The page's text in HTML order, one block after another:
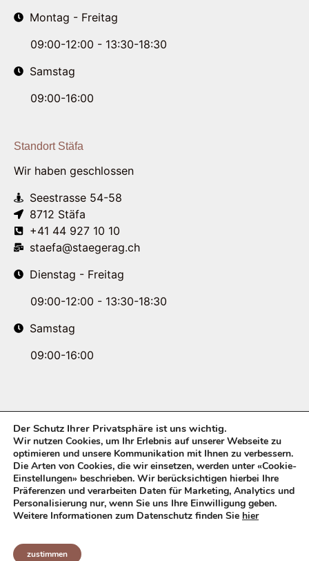
Montag - Freitag
09:00-12:00 - 13:30-18:30
Samstag
09:00-16:00
Standort Stäfa
Wir haben geschlossen
Seestrasse 54-58
8712 Stäfa
+41 44 927 10 10
staefa@staegerag.ch
Dienstag - Freitag
09:00-12:00 - 13:30-18:30
Samstag
09:00-16:00
Der Schutz Ihrer Privatsphäre ist uns wichtig.
Wir nutzen Cookies, um Ihr Erlebnis auf unserer Webseite zu
optimieren und unsere Kommunikation mit Ihnen zu verbessern.
Die Arten von Cookies, die wir einsetzen, werden unter «Cookie-
Einstellungen» beschrieben. Wir berücksichtigen hierbei Ihre
Präferenzen und verarbeiten Daten für Marketing, Analytics und
Personalisierung nur, wenn Sie uns Ihre Einwilligung geben.
Weitere Informationen zum Datenschutz finden Sie hier
zustimmen